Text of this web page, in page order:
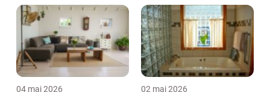
04 maj 2026 02 maj 2026